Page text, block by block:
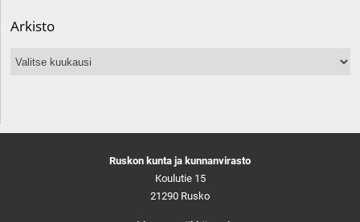
Arkisto
Arkisto
Ruskon kunta ja kunnanvirasto
Koulutie 15
21290 Rusko